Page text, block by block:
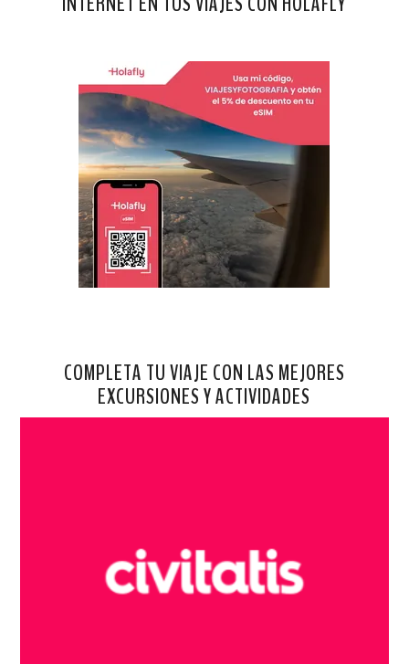
COMPLETA TU VIAJE CON LAS MEJORES
EXCURSIONES Y ACTIVIDADES